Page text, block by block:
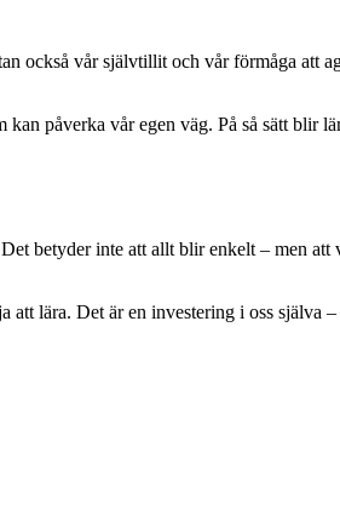
också vår självtillit och vår förmåga att
påverka vår egen väg. På så sätt blir
betyder inte att allt blir enkelt – men att
lära. Det är en investering i oss själva